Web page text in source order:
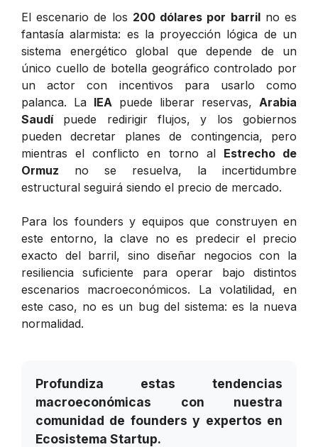
El escenario de los 200 dólares por barrilno es
fantasía alarmista: es la proyección lógica de un
sistema energético global que depende de un
único cuello de botella geográfico controlado por
un actor con incentivos para usarlo como
palanca. La IEA puede liberar reservas, Arabia
Saudípuede redirigir flujos, y los gobiernos
pueden decretar planes de contingencia, pero
mientras el conflicto en torno al Estrecho de
Ormuz no se resuelva, la incertidumbre
estructural seguirá siendo el precio de mercado.
Para los founders y equipos que construyen en
este entorno, la clave no es predecir el precio
exacto del barril, sino diseñar negocios con la
resiliencia suficiente para operar bajo distintos
escenarios macroeconómicos. La volatilidad, en
este caso, no es un bug del sistema: es la nueva
normalidad.
Profundiza estas tendencias
macroeconómicas con nuestra
comunidad de founders y expertos en
Ecosistema Startup.